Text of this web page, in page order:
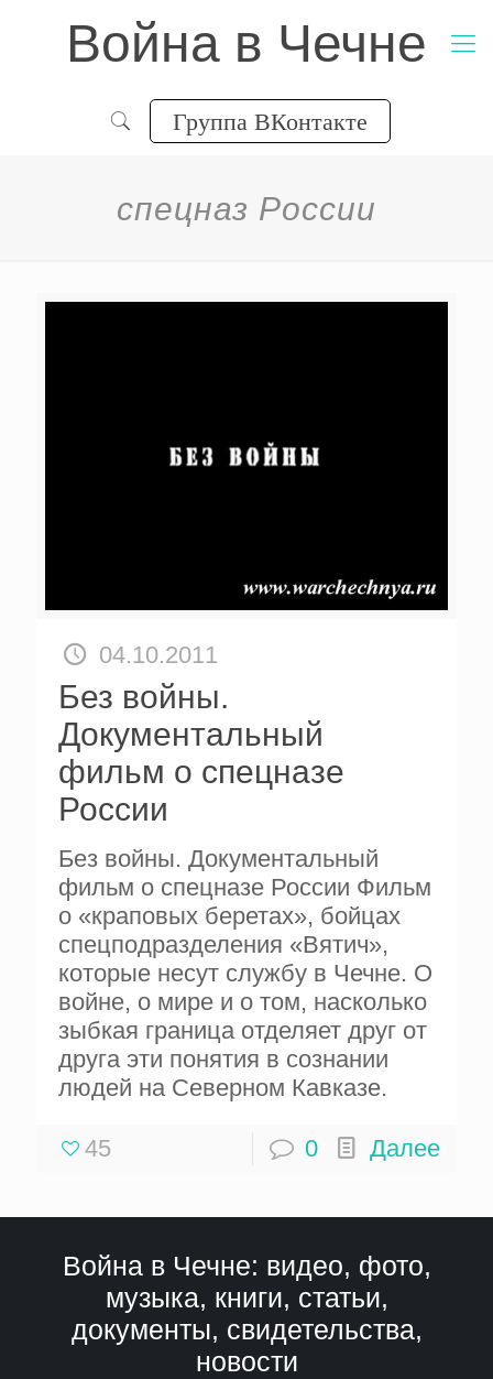
Война в Чечне
Группа ВКонтакте
спецназ России
04.10.2011
Без войны.
Документальный
фильм о спецназе
России
Без войны. Документальный
фильм о спецназе России Фильм
о «краповых беретах», бойцах
спецподразделения «Вятич»,
которые несут службу в Чечне. О
войне, о мире и о том, насколько
зыбкая граница отделяет друг от
друга эти понятия в сознании
людей на Северном Кавказе.
45 0 Далее
Война в Чечне: видео, фото,
музыка, книги, статьи,
документы, свидетельства,
новости